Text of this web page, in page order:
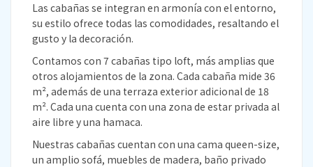
Las cabañas se integran en armonía con el entorno,
su estilo ofrece todas las comodidades, resaltando el
gusto y la decoración.
Contamos con 7 cabañas tipo loft, más amplias que
otros alojamientos de la zona. Cada cabaña mide 36
m², además de una terraza exterior adicional de 18
m². Cada una cuenta con una zona de estar privada al
aire libre y una hamaca.
Nuestras cabañas cuentan con una cama queen-size,
un amplio sofá, muebles de madera, baño privado